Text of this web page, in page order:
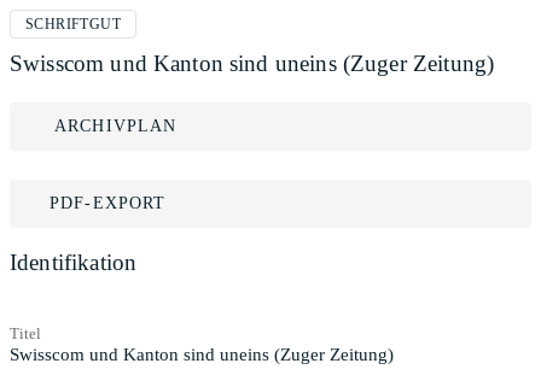
SCHRIFTGUT
Swisscom und Kanton sind uneins (Zuger Zeitung)
ARCHIVPLAN
PDF-EXPORT
Identifikation
Titel
Swisscom und Kanton sind uneins (Zuger Zeitung)